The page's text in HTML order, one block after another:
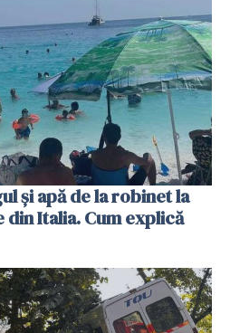
și apă de la robinet la
Italia. Cum explică